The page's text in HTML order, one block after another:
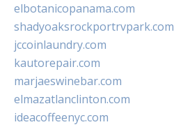
elbotanicopanama.com
shadyoaksrockportrvpark.com
jccoinlaundry.com
kautorepair.com
marjaeswinebar.com
elmazatlanclinton.com
ideacoffeenyc.com